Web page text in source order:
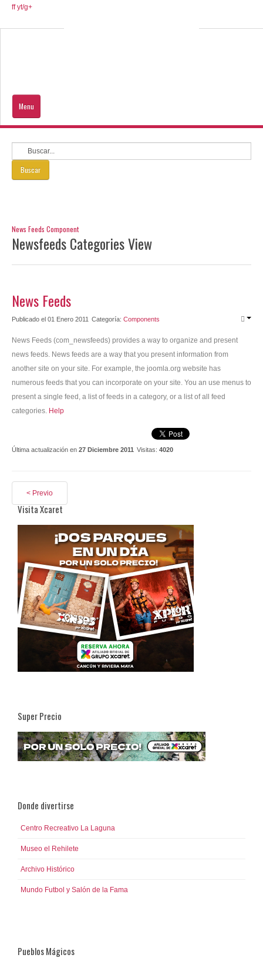
ff yt/g+
Menu
Hidalgo
Ayuda al turista
Buscar
News Feeds Component
Newsfeeds Categories View
News Feeds
Publicado el 01 Enero 2011 Categoría: Components
News Feeds (com_newsfeeds) provides a way to organize and present
news feeds. News feeds are a way that you present information from
another site on your site. For example, the joomla.org website has
numerous feeds that you can incorporate on your site. You an use menus to
present a single feed, a list of feeds in a category, or a list of all feed
categories. Help
Última actualización en 27 Diciembre 2011 Visitas: 4020
< Previo
Visita Xcaret
Super Precio
Donde divertirse
Centro Recreativo La Laguna
Museo el Rehilete
Archivo Histórico
Mundo Futbol y Salón de la Fama
Pueblos Mágicos